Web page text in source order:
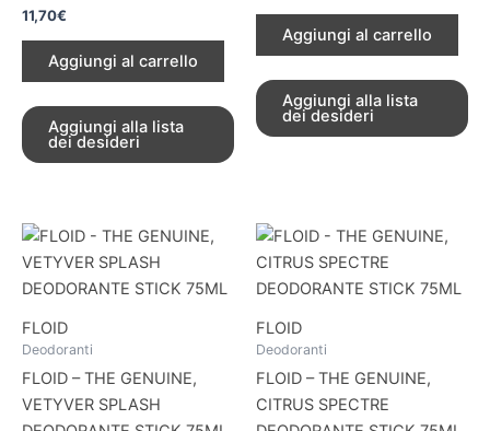
11,70€
Aggiungi al carrello
Aggiungi alla lista
dei desideri
Aggiungi al carrello
Aggiungi alla lista
dei desideri
FLOID
Deodoranti
FLOID – THE GENUINE,
VETYVER SPLASH
FLOID
Deodoranti
FLOID – THE GENUINE,
CITRUS SPECTRE